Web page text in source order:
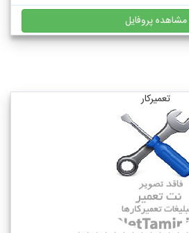
مشاهده پروفایل
تعمیرکار